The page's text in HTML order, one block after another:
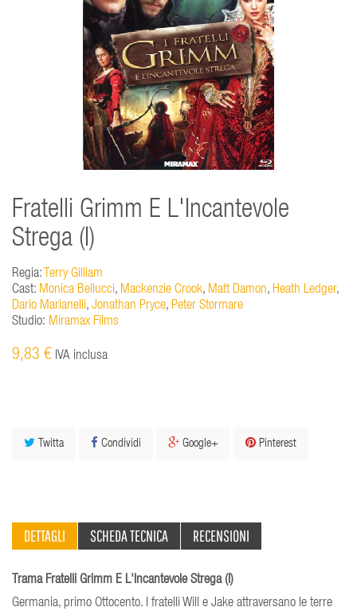
Fratelli Grimm E L'Incantevole
Strega (I)
Regia: Terry Gilliam
Cast: Monica Bellucci, Mackenzie Crook, Matt Damon, Heath Ledger,
Dario Marianelli, Jonathan Pryce, Peter Stormare
Studio: Miramax Films
9,83 € IVA inclusa
Twitta Condividi Google+ Pinterest
DETTAGLI SCHEDA TECNICA RECENSIONI
Trama Fratelli Grimm E L'Incantevole Strega (I)
Germania, primo Ottocento. I fratelli Will e Jake attraversano le terre